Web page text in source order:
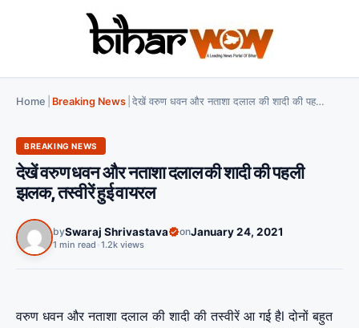
Home Breaking News देखें वरुण धवन और नताशा दलाल की शादी की पहली झलक, तस्वीरें हुई वायरल
BREAKING NEWS
देखें वरुण धवन और नताशा दलाल की शादी की पहली
झलक, तस्वीरें हुई वायरल
bySwaraj Shrivastava onJanuary 24, 2021
1 min read 1.2k views
वरुण धवन और नताशा दलाल की शादी की तस्वीरें आ गई हैl दोनों बहुत